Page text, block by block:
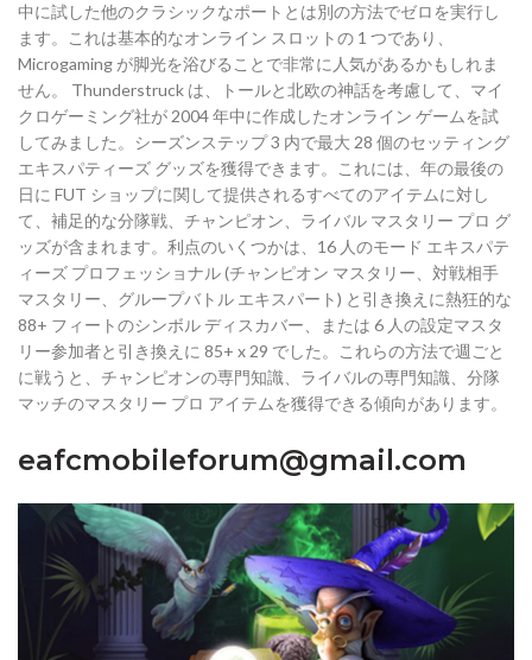
中に試した他のクラシックなポートとは別の方法でゼロを実行し
ます。これは基本的なオンライン スロットの 1 つであり、
Microgaming が脚光を浴びることで非常に人気があるかもしれま
せん。 Thunderstruck は、トールと北欧の神話を考慮して、マイ
クロゲーミング社が 2004 年中に作成したオンライン ゲームを試
してみました。シーズンステップ 3 内で最大 28 個のセッティング
エキスパティーズ グッズを獲得できます。これには、年の最後の
日に FUT ショップに関して提供されるすべてのアイテムに対し
て、補足的な分隊戦、チャンピオン、ライバル マスタリー プロ グ
ッズが含まれます。利点のいくつかは、16 人のモード エキスパテ
ィーズ プロフェッショナル (チャンピオン マスタリー、対戦相手
マスタリー、グループバトル エキスパート) と引き換えに熱狂的な
88+ フィートのシンボル ディスカバー、または 6 人の設定マスタ
リー参加者と引き換えに 85+ x 29 でした。これらの方法で週ごと
に戦うと、チャンピオンの専門知識、ライバルの専門知識、分隊
マッチのマスタリー プロ アイテムを獲得できる傾向があります。
eafcmobileforum@gmail.com